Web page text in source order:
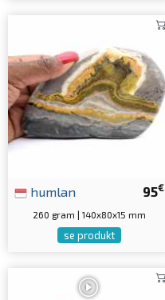
95€
humlan
260 gram | 140x80x15 mm
se produkt